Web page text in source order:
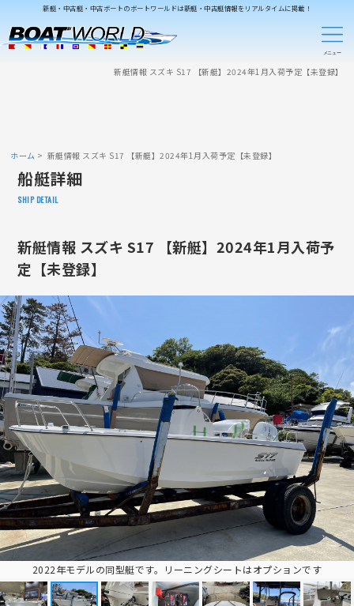
新艇・中古艇・中古ボートのボートワールドは新艇・中古艇情報をリアルタイムに掲載！
新艇情報 スズキ S17 【新艇】2024年1月入荷予定【未登録】
ホーム 新艇情報 スズキ S17 【新艇】2024年1月入荷予定【未登録】
船艇詳細
SHIP DETAIL
新艇情報 スズキ S17 【新艇】2024年1月入荷予
定【未登録】
2022年モデルの同型艇です。リーニングシートはオプションです